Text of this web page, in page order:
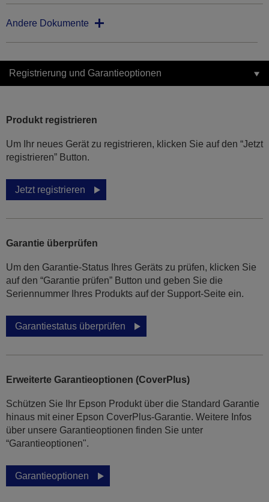
Andere Dokumente
Registrierung und Garantieoptionen
Produkt registrieren
Um Ihr neues Gerät zu registrieren, klicken Sie auf den “Jetzt
registrieren” Button.
Jetzt registrieren
Garantie überprüfen
Um den Garantie-Status Ihres Geräts zu prüfen, klicken Sie
auf den “Garantie prüfen” Button und geben Sie die
Seriennummer Ihres Produkts auf der Support-Seite ein.
Garantiestatus überprüfen
Erweiterte Garantieoptionen (CoverPlus)
Schützen Sie Ihr Epson Produkt über die Standard Garantie
hinaus mit einer Epson CoverPlus-Garantie. Weitere Infos
über unsere Garantieoptionen finden Sie unter
“Garantieoptionen".
Garantieoptionen